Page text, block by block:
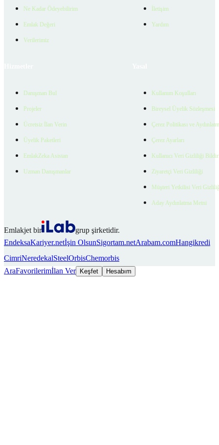
Ne Kadar Ödeyebilirim
Emlak Değeri
Verilerimiz
İletişim
Yardım
Danışman Bul
Projeler
Ücretsiz İlan Verin
Üyelik Paketleri
EmlakZeka Asistan
Uzman Danışmanlar
Kullanım Koşulları
Bireysel Üyelik Sözleşmesi
Çerez Politikası ve
Çerez Ayarları
Kullanıcı Veri Gizliliği
Ziyaretçi Veri Gizliliği
Müşteri Yetkilisi Veri
Aday Aydınlatma Metni
Emlakjet bir
grup şirketidir.
EndeksaKariyer.netİşin OlsunSigortam.netArabam.comHangikredi
CimriNeredekalSteelOrbisChemorbis
AraFavorilerimİlan Ver Keşfet Hesabım